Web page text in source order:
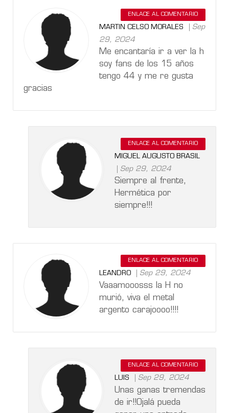
ENLACE AL COMENTARIO
MARTIN CELSO MORALES
Sep
29, 2024
Me encantaría ir a ver la h
soy fans de los 15 años
tengo 44 y me re gusta
gracias
ENLACE AL COMENTARIO
MIGUEL AUGUSTO BRASIL
Sep 29, 2024
Siempre al frente,
Hermética por
siempre!!!
ENLACE AL COMENTARIO
LEANDRO Sep 29, 2024
Vaaamooosss la H no
murió, viva el metal
argento carajoooo!!!!
ENLACE AL COMENTARIO
LUIS Sep 29, 2024
Unas ganas tremendas
de ir!!Ojalá pueda